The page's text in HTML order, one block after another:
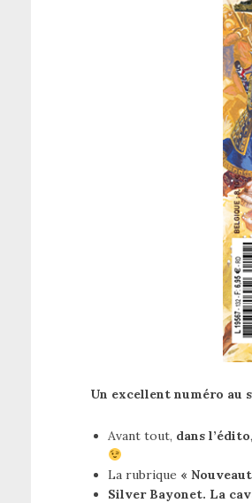
Un excellent numéro au
Avant tout, dans l’édito
La rubrique «
Silver Bayonet. La